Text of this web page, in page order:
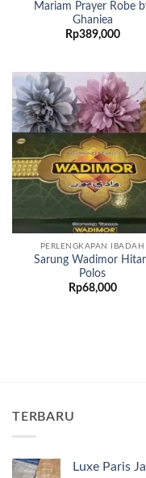
Mariam Prayer Robe
Ghaniea
Rp389,000
PERLENGKAPAN IBADAH
Sarung Wadimor
Polos
Rp68,000
TERBARU
Luxe Paris